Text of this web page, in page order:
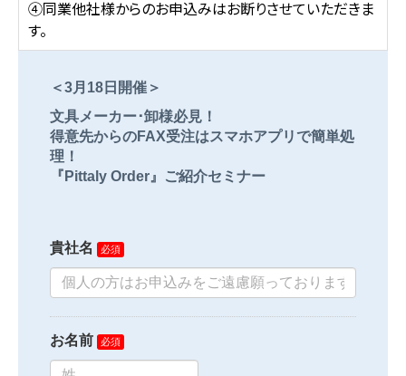
④同業他社様からのお申込みはお断りさせていただきま
す。